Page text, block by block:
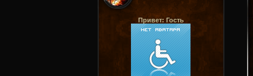
Привет: Гость